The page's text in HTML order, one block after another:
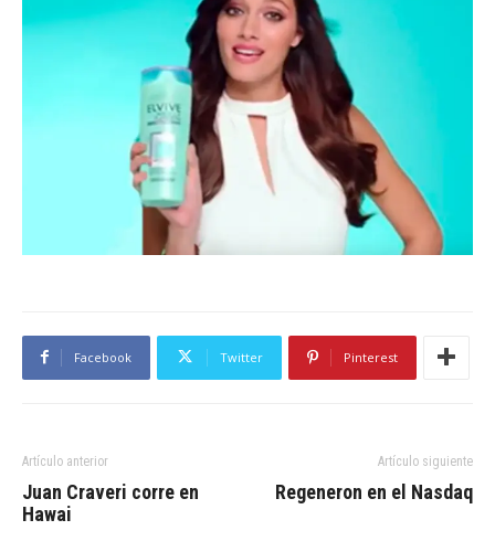
Facebook Twitter Pinterest
Artículo anterior
Juan Craveri corre en
Hawai
Artículo siguiente
Regeneron en el Nasdaq